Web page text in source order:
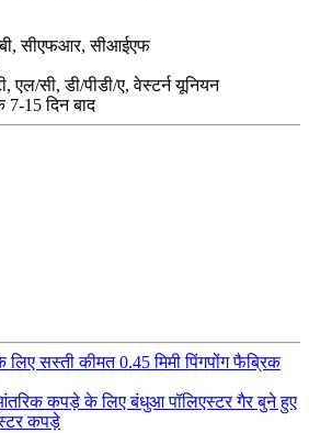
सीएफआर, सीआईएफ
एल/सी, डी/पीडी/ए, वेस्टर्न यूनियन
7-15 दिन बाद
सस्ती कीमत 0.45 मिमी पिंगपोंग फैब्रिक
कपड़े के लिए बंधुआ पॉलिएस्टर गैर बुने हुए
कपड़े